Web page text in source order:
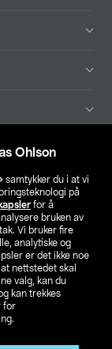
Ohlson
samtykker du i at vi
på
for å
bruken av
Vi bruker fire
analytiske og
er det ikke noe
nettstedet skal
valg, kan du
kan trekkes
for